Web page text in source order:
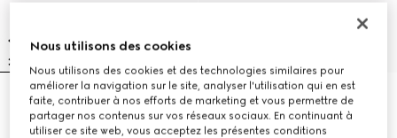
Collier à motif Mors
11.950 kr.
Collier avec pendentif Gucci
Crest
3.150 kr.
Nous utilisons des cookies
Nous utilisons des cookies et des technologies similaires pour
améliorer la navigation sur le site, analyser l'utilisation qui en est
faite, contribuer à nos efforts de marketing et vous permettre de
partager nos contenus sur vos réseaux sociaux. En continuant à
utiliser ce site web, vous acceptez les présentes conditions